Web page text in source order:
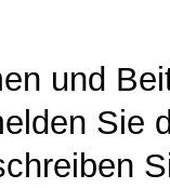
und
Sie